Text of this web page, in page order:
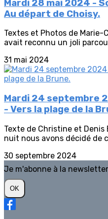
Mardi 28 mai 2024 -
Au départ de Choisy.
Textes et Photos de Marie-
avait reconnu un joli
31 mai 2024
Mardi 24 septembre
- Vers la plage de la
Texte de Christine et Denis
nuit nous avons décidé de
30 septembre 2024
Je m'abonne à la newsletter
OK